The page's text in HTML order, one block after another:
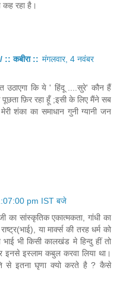
कह रहा है।
:: कबीरा :: मंगलवार, 4 नवंबर
उठाएगा कि ये ' हिंदू ....सुरे' कौन हैं
फ़िर रहा हूँ ;इसी के लिए मैंने सब
शंका का समाधान गुनी ग्यानी जन
pm IST बजे
का सांस्कृतिक एकात्मकता, गांधी का
या मार्क्स की तरह धर्म को
भी किसी कालखंड मे हिन्दु हीं तो
इस्लाम कबुल करवा लिया था।
से इतना घृणा क्यो करते है ? कैसे